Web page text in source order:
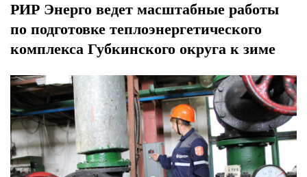
РИР Энерго ведет масштабные работы
по подготовке теплоэнергетического
комплекса Губкинского округа к зиме